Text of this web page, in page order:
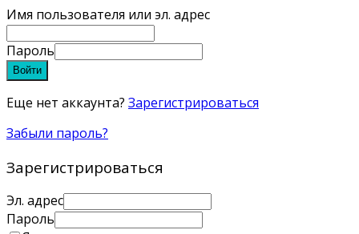
Имя пользователя или эл. адрес
Пароль
Войти
Еще нет аккаунта? Зарегистрироваться
Забыли пароль?
Зарегистрироваться
Эл. адрес
Пароль